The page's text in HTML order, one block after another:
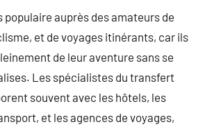
populaire auprès des amateurs de
et de voyages itinérants, car ils
de leur aventure sans se
Les spécialistes du transfert
souvent avec les hôtels, les
et les agences de voyages,